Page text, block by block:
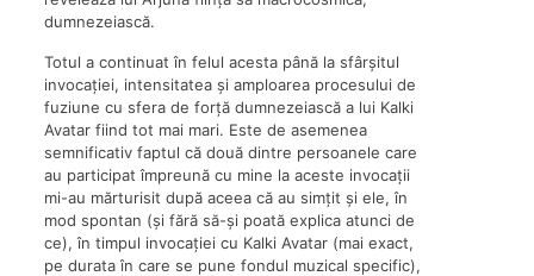
dumnezeiască.
Totul a continuat în felul acesta până la sfârșitul
invocației, intensitatea și amploarea procesului de
fuziune cu sfera de forță dumnezeiască a lui Kalki
Avatar fiind tot mai mari. Este de asemenea
semnificativ faptul că două dintre persoanele care
au participat împreună cu mine la aceste invocații
mi-au mărturisit după aceea că au simțit și ele, în
mod spontan (și fără să-și poată explica atunci de
ce), în timpul invocației cu Kalki Avatar (mai exact,
pe durata în care se pune fondul muzical specific),